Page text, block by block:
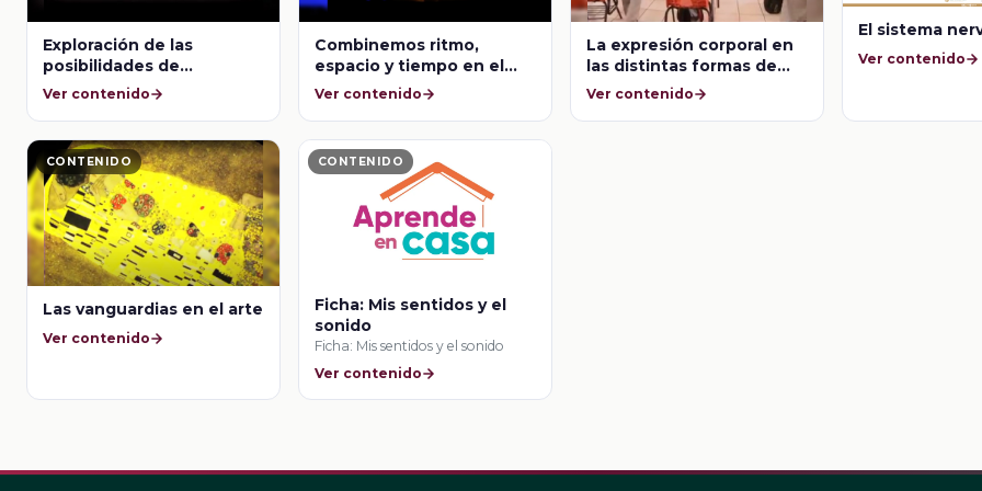
Exploración de las
posibilidades de
movimiento del cuerpo,
Ver contenido
Combinemos ritmo,
espacio y tiempo en el
movimiento de nuestro
Ver contenido
La expresión corporal en
las distintas formas de
movimiento
Ver contenido
El sistema
Ver contenido
CONTENIDO
Las vanguardias en el arte
Ver contenido
CONTENIDO
Ficha: Mis sentidos y el
sonido
Ficha: Mis sentidos y el sonido
Ver contenido